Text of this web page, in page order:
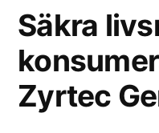
Säkra
Zyrtec